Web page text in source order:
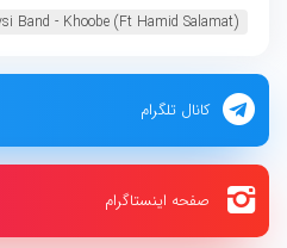
Band - Khoobe (Ft Hamid Salamat)‏
کانال تلگرام
صفحه اینستاگرام